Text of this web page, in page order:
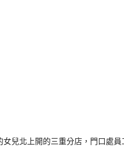
兒北上開的三重分店，門口處